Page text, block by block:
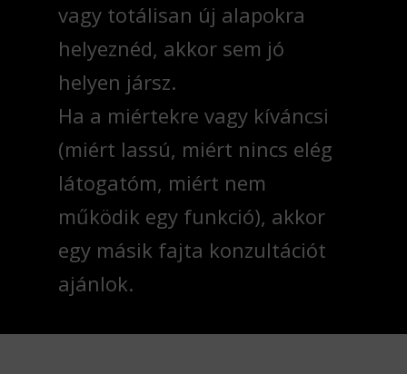
vagy totálisan új alapokra
helyeznéd, akkor sem jó
helyen jársz.
Ha a miértekre vagy kíváncsi
(miért lassú, miért nincs elég
látogatóm, miért nem
működik egy funkció), akkor
egy másik fajta konzultációt
ajánlok.